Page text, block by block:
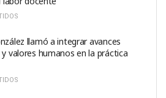
llamó a integrar avances
valores humanos en la práctica